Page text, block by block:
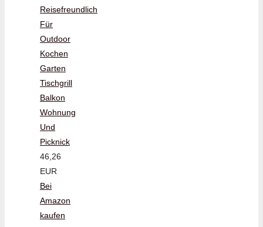
Reisefreundlich
Für
Outdoor
Kochen
Garten
Tischgrill
Balkon
Wohnung
Und
Picknick
46,26
EUR
Bei
Amazon
kaufen